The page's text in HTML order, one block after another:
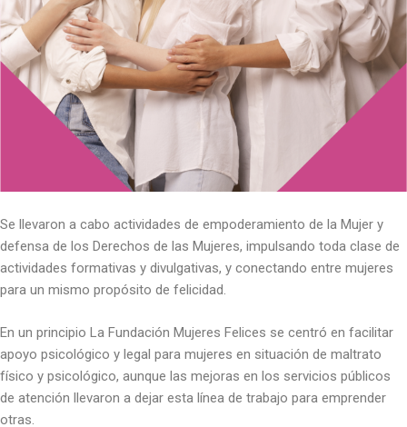
Se llevaron a cabo actividades de empoderamiento de la Mujer y
defensa de los Derechos de las Mujeres, impulsando toda clase de
actividades formativas y divulgativas, y conectando entre mujeres
para un mismo propósito de felicidad.
En un principio La Fundación Mujeres Felices se centró en facilitar
apoyo psicológico y legal para mujeres en situación de maltrato
físico y psicológico, aunque las mejoras en los servicios públicos
de atención llevaron a dejar esta línea de trabajo para emprender
otras.